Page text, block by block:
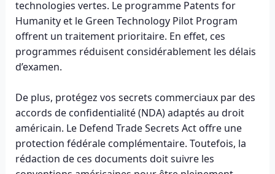
technologies vertes. Le programme Patents for
Humanity et le Green Technology Pilot Program
offrent un traitement prioritaire. En effet, ces
programmes réduisent considérablement les délais
d’examen.
De plus, protégez vos secrets commerciaux par des
accords de confidentialité (NDA) adaptés au droit
américain. Le Defend Trade Secrets Act offre une
protection fédérale complémentaire. Toutefois, la
rédaction de ces documents doit suivre les